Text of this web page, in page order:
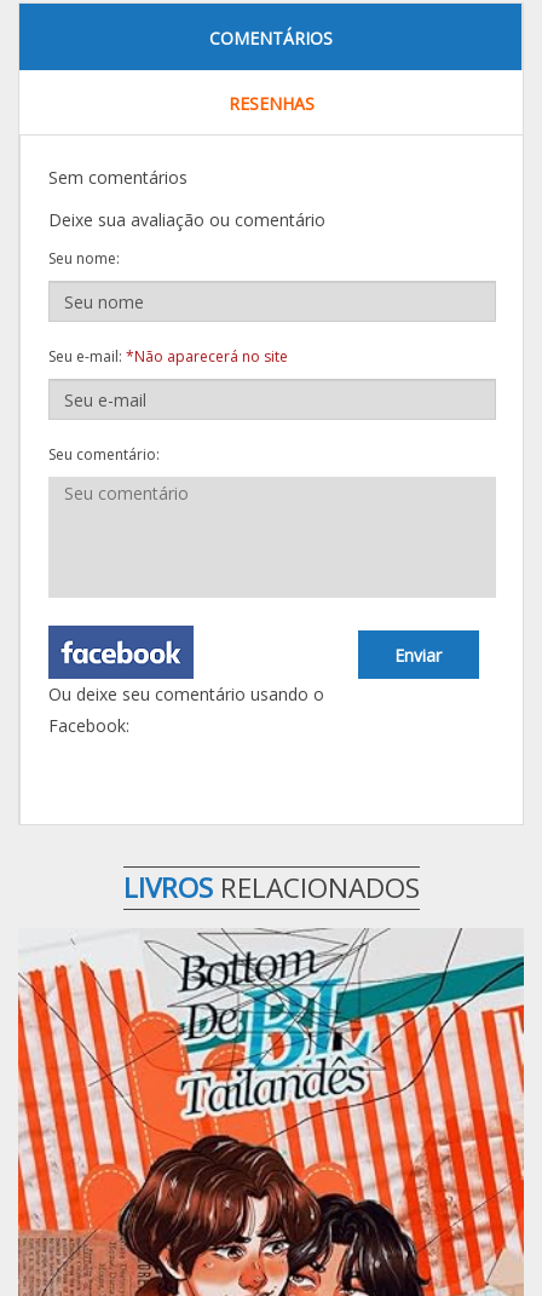
COMENTÁRIOS
RESENHAS
Sem comentários
Deixe sua avaliação ou comentário
Seu nome:
Seu e-mail: *Não aparecerá no site
Seu comentário:
Enviar
Ou deixe seu comentário usando o
Facebook:
LIVROS RELACIONADOS